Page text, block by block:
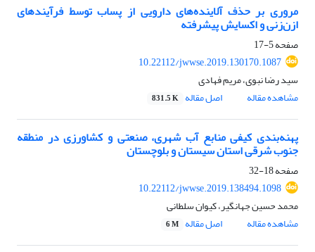
مروری بر حذف آلاینده‌های دارویی از پساب توسط فرآیندهای
ازن‌زنی و اکسایش پیشرفته
صفحه5-17
10.22112/jwwse.2019.130170.1087
سید رضا نبوی، مریم فهادی
مشاهده مقاله
اصل مقاله 831.5 K
پهنه‌بندی کیفی منابع آب شهری، صنعتی و کشاورزی در منطقه
جنوب شرقی استان سیستان و بلوچستان
صفحه18-32
10.22112/jwwse.2019.138494.1098
محمد حسین جهانگیر، کیوان سلطانی
مشاهده مقاله
اصل مقاله 6 M